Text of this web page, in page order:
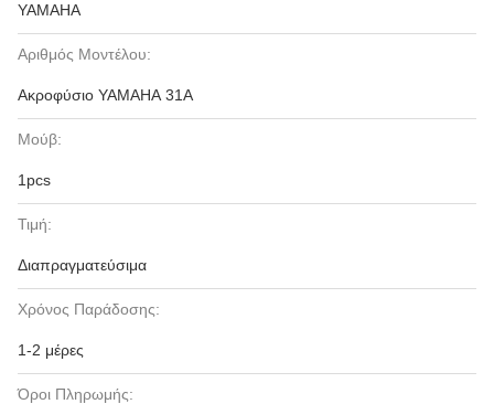
YAMAHA
Αριθμός Μοντέλου:
Ακροφύσιο YAMAHA 31A
Μούβ:
1pcs
Τιμή:
Διαπραγματεύσιμα
Χρόνος Παράδοσης:
1-2 μέρες
Όροι Πληρωμής: